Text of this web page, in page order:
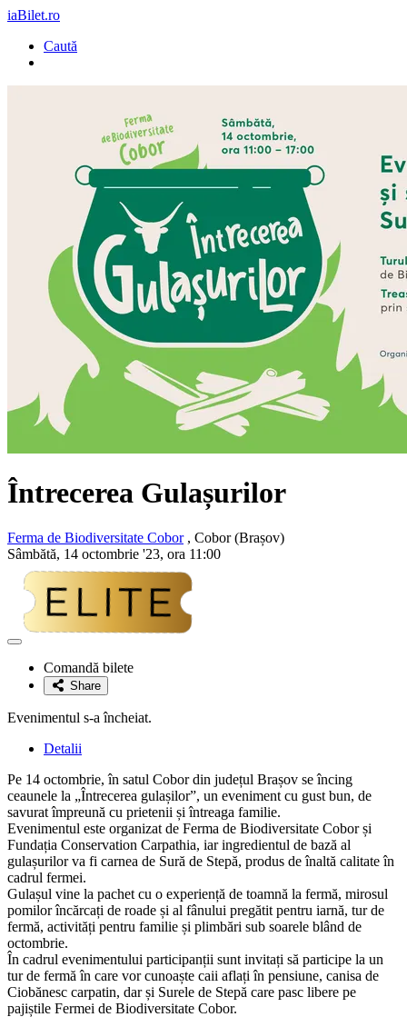
iaBilet.ro
Caută
Întrecerea Gulașurilor
Ferma de Biodiversitate Cobor, Cobor (Brașov)
Sâmbătă, 14 octombrie '23, ora 11:00
Adaugă
favoriteComandă bilete
Share
Evenimentul s-a încheiat.
Detalii
Pe 14 octombrie, în satul Cobor din județul Brașov se încing
ceaunele la „Întrecerea gulașilor”, un eveniment cu gust bun, de
savurat împreună cu prietenii și întreaga familie.
Evenimentul este organizat de Ferma de Biodiversitate Cobor și
Fundația Conservation Carpathia, iar ingredientul de bază al
gulașurilor va fi carnea de Sură de Stepă, produs de înaltă calitate în
cadrul fermei.
Gulașul vine la pachet cu o experiență de toamnă la fermă, mirosul
pomilor încărcați de roade și al fânului pregătit pentru iarnă, tur de
fermă, activități pentru familie și plimbări sub soarele blând de
octombrie.
În cadrul evenimentului participanții sunt invitați să participe la un
tur de fermă în care vor cunoaște caii aflați în pensiune, canisa de
Ciobănesc carpatin, dar și Surele de Stepă care pasc libere pe
pajiștile Fermei de Biodiversitate Cobor.